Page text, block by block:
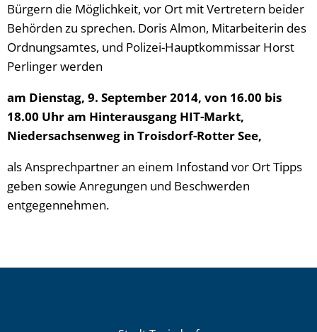
Bürgern die Möglichkeit, vor Ort mit Vertretern beider
Behörden zu sprechen. Doris Almon, Mitarbeiterin des
Ordnungsamtes, und Polizei-Hauptkommissar Horst
Perlinger werden
am Dienstag, 9. September 2014, von 16.00 bis
18.00 Uhr am Hinterausgang HIT-Markt,
Niedersachsenweg in Troisdorf-Rotter See,
als Ansprechpartner an einem Infostand vor Ort Tipps
geben sowie Anregungen und Beschwerden
entgegennehmen.